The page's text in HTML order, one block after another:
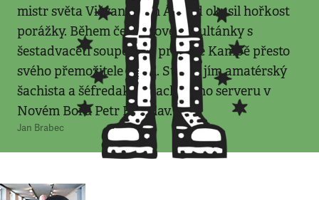
mistr světa Višvanáthan Ánand okusil hořkost
porážky. Během čerŹvnové simultánky s
šestadvaceti soupeři na pražské Kampě přesto
svého přemožitele našel. Stal se jím amatérský
šachista a šéfredaktor šachového serveru v
Novém Boru Petr Boleslav.
Jan Brabec